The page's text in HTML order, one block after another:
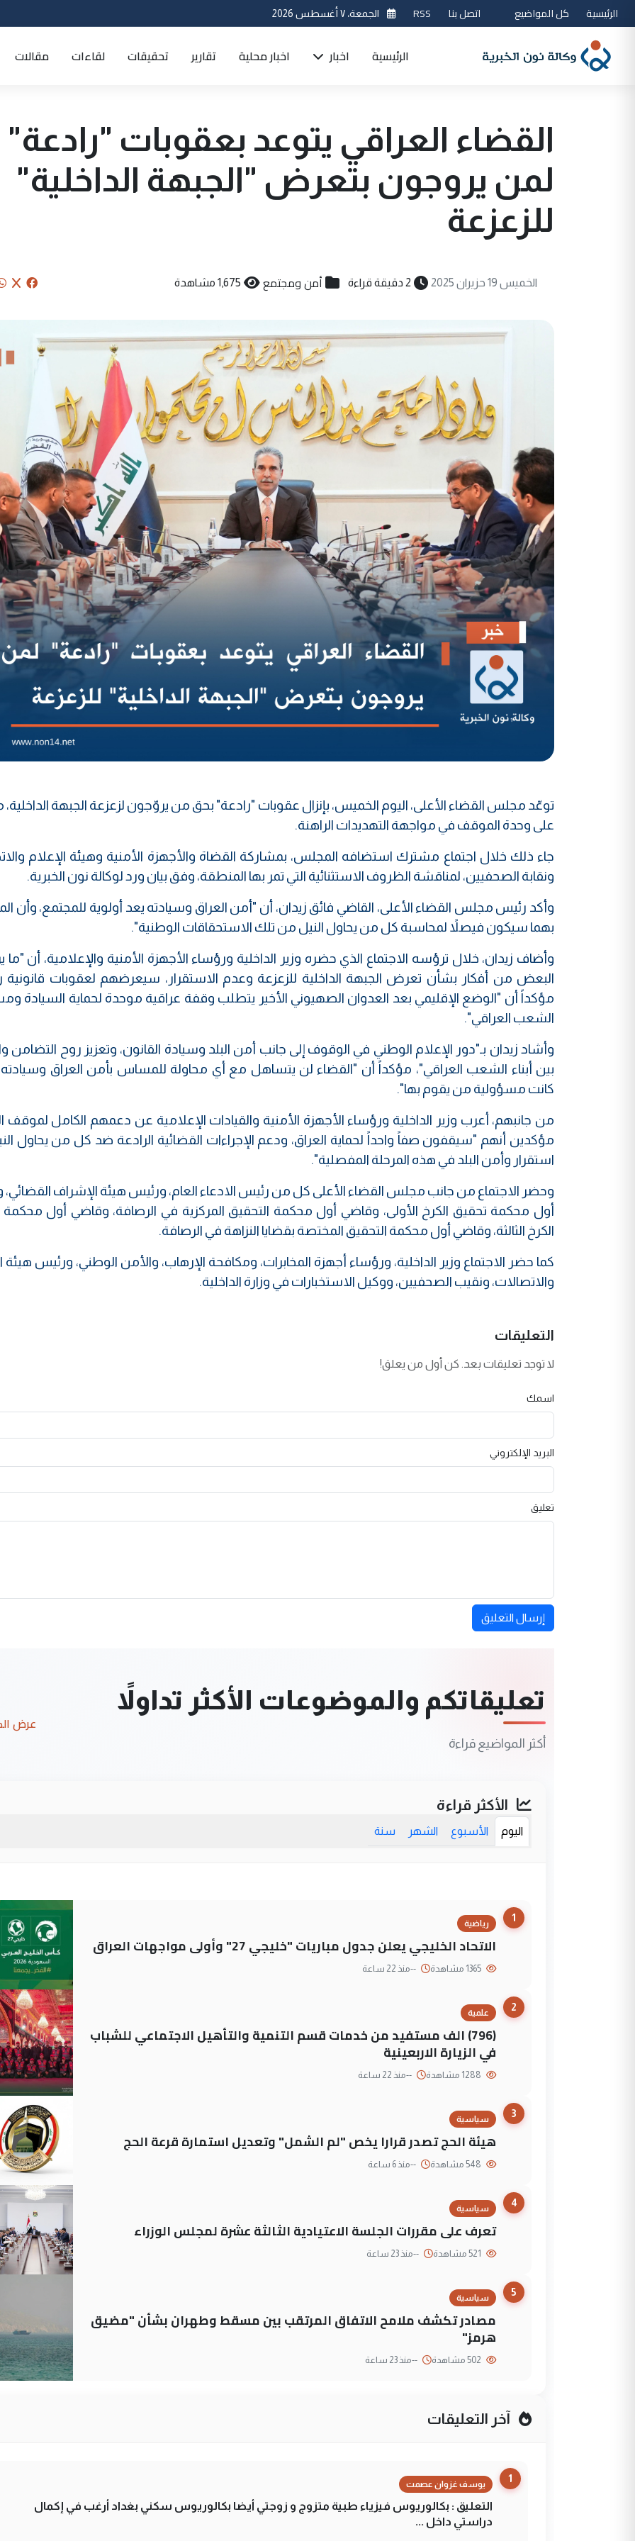
الرئيسية كل المواضيع اتصل بنا RSS الجمعة، ٧ أغسطس 2026
الرئيسية اخبار اخبار محلية تقارير تحقيقات لقاءات مقالات
القضاء العراقي يتوعد بعقوبات "رادعة"
لمن يروجون بتعرض "الجبهة الداخلية"
للزعزعة
الخميس 19 حزيران 2025 2 دقيقة قراءة أمن ومجتمع 1,675 مشاهدة
توعّد مجلس القضاء الأعلى، اليوم الخميس، بإنزال عقوبات "رادعة" بحق من يروّجون لزعزعة الجبهة
على وحدة الموقف في مواجهة التهديدات الراهنة.
جاء ذلك خلال اجتماع مشترك استضافه المجلس، بمشاركة القضاة والأجهزة الأمنية وهيئة الإعلام
ونقابة الصحفيين، لمناقشة الظروف الاستثنائية التي تمر بها المنطقة، وفق بيان ورد لوكالة نون الخبرية.
وأكد رئيس مجلس القضاء الأعلى، القاضي فائق زيدان، أن "أمن العراق وسيادته يعد أولوية للمجتمع، وأن
بهما سيكون فيصلاً لمحاسبة كل من يحاول النيل من تلك الاستحقاقات الوطنية".
وأضاف زيدان، خلال ترؤسه الاجتماع الذي حضره وزير الداخلية ورؤساء الأجهزة الأمنية والإعلامية، أن "ما
البعض من أفكار بشأن تعرض الجبهة الداخلية للزعزعة وعدم الاستقرار، سيعرضهم لعقوبات قانونية
مؤكداً أن "الوضع الإقليمي بعد العدوان الصهيوني الأخير يتطلب وقفة عراقية موحدة لحماية السيادة
الشعب العراقي".
وأشاد زيدان بـ"دور الإعلام الوطني في الوقوف إلى جانب أمن البلد وسيادة القانون، وتعزيز روح التضامن
بين أبناء الشعب العراقي"، مؤكداً أن "القضاء لن يتساهل مع أي محاولة للمساس بأمن العراق
كانت مسؤولية من يقوم بها".
من جانبهم، أعرب وزير الداخلية ورؤساء الأجهزة الأمنية والقيادات الإعلامية عن دعمهم الكامل لموقف
مؤكدين أنهم "سيقفون صفاً واحداً لحماية العراق، ودعم الإجراءات القضائية الرادعة ضد كل من يحاول
استقرار وأمن البلد في هذه المرحلة المفصلية".
وحضر الاجتماع من جانب مجلس القضاء الأعلى كل من رئيس الادعاء العام، ورئيس هيئة الإشراف
أول محكمة تحقيق الكرخ الأولى، وقاضي أول محكمة التحقيق المركزية في الرصافة، وقاضي أول
الكرخ الثالثة، وقاضي أول محكمة التحقيق المختصة بقضايا النزاهة في الرصافة.
كما حضر الاجتماع وزير الداخلية، ورؤساء أجهزة المخابرات، ومكافحة الإرهاب، والأمن الوطني، ورئيس هيئة
والاتصالات، ونقيب الصحفيين، ووكيل الاستخبارات في وزارة الداخلية.
التعليقات
لا توجد تعليقات بعد. كن أول من يعلق!
اسمك
البريد الإلكتروني
تعليق
إرسال التعليق
تعليقاتكم والموضوعات الأكثر تداولاً
أكثر المواضيع قراءة
عرض
الأكثر قراءة
اليوم الأسبوع الشهر سنة
1
رياضية
الاتحاد الخليجي يعلن جدول مباريات "خليجي 27" وأولى مواجهات العراق
--منذ 22 ساعة
2
علمية
(796) الف مستفيد من خدمات قسم التنمية والتأهيل الاجتماعي للشباب
في الزيارة الاربعينية
--منذ 22 ساعة
3
سياسية
هيئة الحج تصدر قرارا يخص "لم الشمل" وتعديل استمارة قرعة الحج
--منذ 6 ساعة
4
سياسية
تعرف على مقررات الجلسة الاعتيادية الثالثة عشرة لمجلس الوزراء
--منذ 23 ساعة
5
سياسية
مصادر تكشف ملامح الاتفاق المرتقب بين مسقط وطهران بشأن "مضيق
هرمز"
--منذ 23 ساعة
آخر التعليقات
1
يوسف غزوان عصمت
التعليق : بكالوريوس فيزياء طبية متزوج و زوجتي أيضا بكالوريوس سكني بغداد أرغب في إكمال
دراستي داخل ...